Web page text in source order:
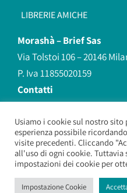
LIBRERIE AMICHE
Morashà –Brief Sas
Via Tolstoi 106 – 20146
P. Iva 11855020159
Contatti
redazione@morasha.it
339 8596707
(anche Whatsapp)
Morashà – Brief Sas –
Usiamo i cookie sul nostro
esperienza possibile
visite precedenti. Cliccando
all'uso di ogni cookie. Tuttavia
impostazioni dei cookie per
Impostazione Cookie